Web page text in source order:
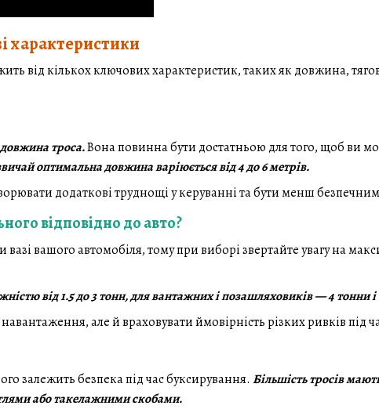
характеристики
від кількох ключових характеристик, таких як довжина,
троса.Вона повинна бути достатньою для того, щоб ви
оптимальна довжина варіюється від 4 до 6 метрів.
додаткові труднощі у керуванні та бути менш
відповідно до авто?
вазі вашого автомобіля, тому при виборі звертайте увагу на
від 1.5 до 3 тонн, для вантажних і позашляховиків — 4 тонни
але й враховувати ймовірність різких ривків під
залежить безпека під час буксирування. Більшість тросів
або такелажними скобами.